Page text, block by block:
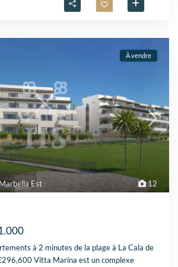
12
Est
À vendre
à 2 minutes de la plage à La Cala de
Vitta Marina est un complexe